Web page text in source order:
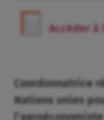
Accéder à
Coordonnatrice
Nations unies